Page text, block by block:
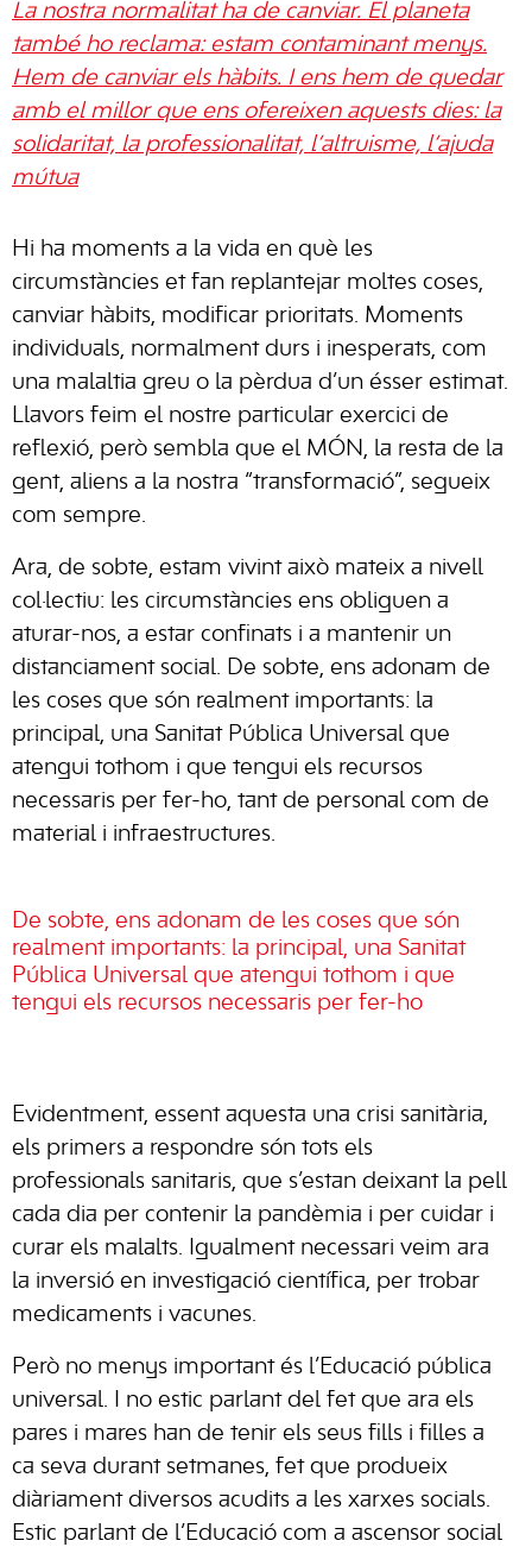
La nostra normalitat ha de canviar. El planeta
també ho reclama: estam contaminant menys.
Hem de canviar els hàbits. I ens hem de quedar
amb el millor que ens ofereixen aquests dies: la
solidaritat, la professionalitat, l’altruisme, l’ajuda
mútua
Hi ha moments a la vida en què les
circumstàncies et fan replantejar moltes coses,
canviar hàbits, modificar prioritats. Moments
individuals, normalment durs i inesperats, com
una malaltia greu o la pèrdua d’un ésser estimat.
Llavors feim el nostre particular exercici de
reflexió, però sembla que el MÓN, la resta de la
gent, aliens a la nostra “transformació”, segueix
com sempre.
Ara, de sobte, estam vivint això mateix a nivell
col·lectiu: les circumstàncies ens obliguen a
aturar-nos, a estar confinats i a mantenir un
distanciament social. De sobte, ens adonam de
les coses que són realment importants: la
principal, una Sanitat Pública Universal que
atengui tothom i que tengui els recursos
necessaris per fer-ho, tant de personal com de
material i infraestructures.
De sobte, ens adonam de les coses que són
realment importants: la principal, una Sanitat
Pública Universal que atengui tothom i que
tengui els recursos necessaris per fer-ho
Evidentment, essent aquesta una crisi sanitària,
els primers a respondre són tots els
professionals sanitaris, que s’estan deixant la pell
cada dia per contenir la pandèmia i per cuidar i
curar els malalts. Igualment necessari veim ara
la inversió en investigació científica, per trobar
medicaments i vacunes.
Però no menys important és l’Educació pública
universal. I no estic parlant del fet que ara els
pares i mares han de tenir els seus fills i filles a
ca seva durant setmanes, fet que produeix
diàriament diversos acudits a les xarxes socials.
Estic parlant de l’Educació com a ascensor social